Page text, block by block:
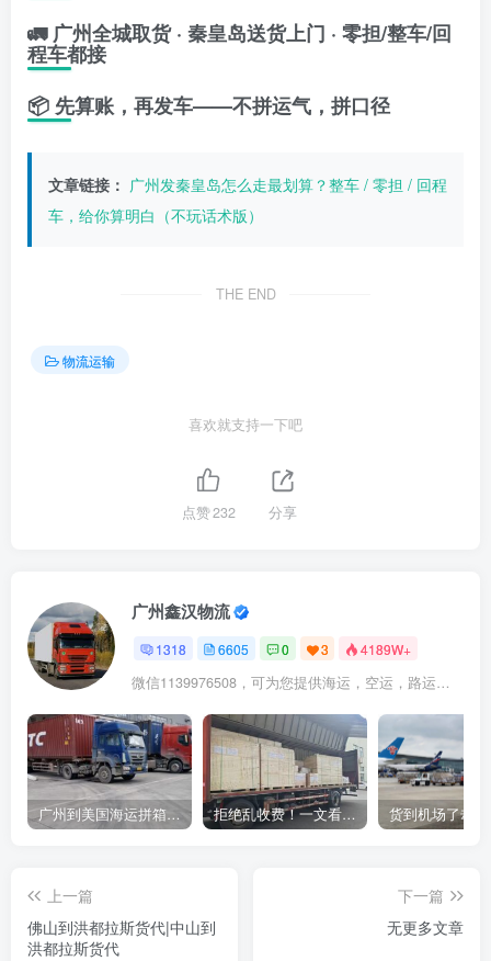
🚛广州全城取货 · 秦皇岛送货上门 · 零担/整车/回
程车都接
📦 先算账，再发车——不拼运气，拼口径
文章链接： 广州发秦皇岛怎么走最划算？整车 / 零担 / 回程
车，给你算明白（不玩话术版）
THE END
物流运输
喜欢就支持一下吧
点赞232 分享
广州鑫汉物流
1318 6605 0 3 4189W+
微信1139976508，可为您提供海运，空运，路运，铁路运输
广州到美国海运拼箱多少钱？2024年最新运费构成+隐藏费用避坑指南 拒绝乱收费！一文看懂中国货代计费套路，教你避开所有隐形坑
上一篇
佛山到洪都拉斯货代|中山到
洪都拉斯货代
下一篇
无更多文章